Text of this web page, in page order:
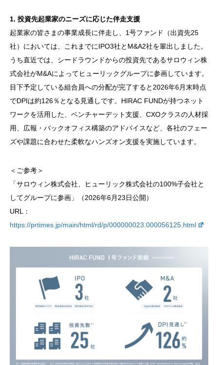
1. 投資先起業家のニーズに応じた伴走支援
起業家の皆さまの事業成長に伴走し、1号ファンド（出資先25
社）においては、これまでにIPO3社とM&A2社を輩出しました。
うち直近では、シードラウンドからの投資先であるサロウィン株
式会社がM&Aによってヒューリックグループに参画しています。
目下予定している組合員への分配が完了すると2026年6月末時点
でDPIは約126％となる見通しです。HIRAC FUNDが持つネット
ワークを活用した、ベンチャーデット支援、CXOクラスの人材採
用、広報・バックオフィス構築のアドバイスなど、各社のフェー
ズや課題に合わせた柔軟なハンズオン支援を実施しています。
＜ご参考＞
「サロウィン株式会社、ヒューリック株式会社の100%子会社と
してグループに参画」（2026年6月23日公開）
URL：
https://prtimes.jp/main/html/rd/p/000000023.000056125.html